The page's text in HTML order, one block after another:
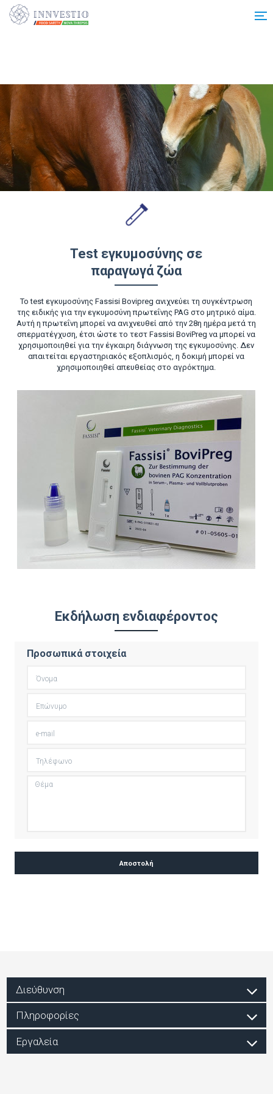
Additionally, paste this code immediately after the opening tag:
Test εγκυμοσύνης σε
παραγωγά ζώα
Το test εγκυμοσύνης Fassisi Bovipreg ανιχνεύει τη συγκέντρωση
της ειδικής για την εγκυμοσύνη πρωτεΐνης PAG στο μητρικό αίμα.
Αυτή η πρωτεΐνη μπορεί να ανιχνευθεί από την 28η ημέρα μετά τη
σπερματέγχυση, έτσι ώστε το τεστ Fassisi BoviPreg να μπορεί να
χρησιμοποιηθεί για την έγκαιρη διάγνωση της εγκυμοσύνης. Δεν
απαιτείται εργαστηριακός εξοπλισμός, η δοκιμή μπορεί να
χρησιμοποιηθεί απευθείας στο αγρόκτημα.
Εκδήλωση ενδιαφέροντος
Προσωπικά στοιχεία
Διεύθυνση
Πληροφορίες
Εργαλεία